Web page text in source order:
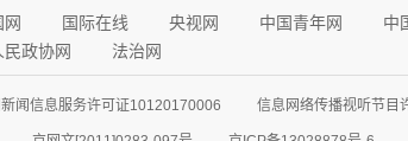
网 国际在线 央视网 中国青年网 中
民政协网 法治网
闻信息服务许可证10120170006 信息网络传播视听节目